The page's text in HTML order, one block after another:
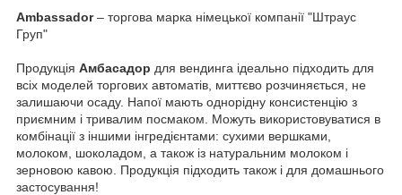
Ambassador– торгова марка німецької компанії "Штраус
Груп"
Продукція Амбасадор для вендинга ідеально підходить для
всіх моделей торгових автоматів, миттєво розчиняється, не
залишаючи осаду. Напої мають однорідну консистенцію з
приємним і тривалим посмаком. Можуть використовуватися в
комбінації з іншими інгредієнтами: сухими вершками,
молоком, шоколадом, а також із натуральним молоком і
зерновою кавою. Продукція підходить також і для домашнього
застосування!